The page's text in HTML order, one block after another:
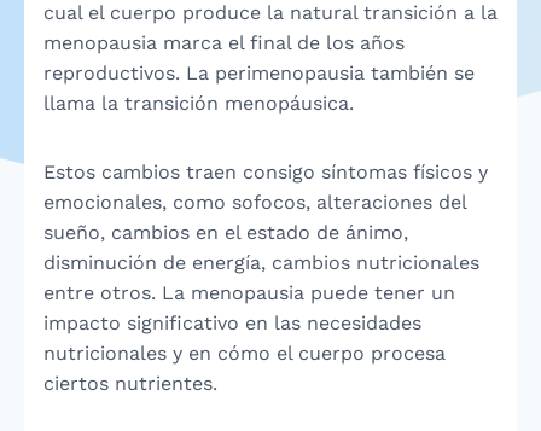
cual el cuerpo produce la natural transición a la
menopausia marca el final de los años
reproductivos. La perimenopausia también se
llama la transición menopáusica.
Estos cambios traen consigo síntomas físicos y
emocionales, como sofocos, alteraciones del
sueño, cambios en el estado de ánimo,
disminución de energía, cambios nutricionales
entre otros. La menopausia puede tener un
impacto significativo en las necesidades
nutricionales y en cómo el cuerpo procesa
ciertos nutrientes.